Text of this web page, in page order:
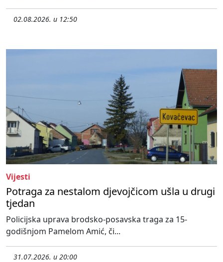
02.08.2026. u 12:50
Vijesti
Potraga za nestalom djevojčicom ušla u drugi
tjedan
Policijska uprava brodsko-posavska traga za 15-
godišnjom Pamelom Amić, či...
31.07.2026. u 20:00